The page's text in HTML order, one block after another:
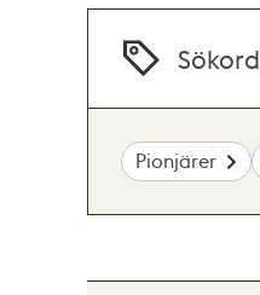
Sökord
Pionjärer